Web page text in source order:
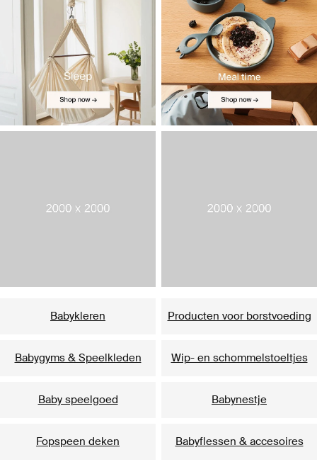
Babykleren Producten voor borstvoeding
Babygyms & Speelkleden Wip- en schommelstoeltjes
Baby speelgoed Babynestje
Fopspeen deken Babyflessen & accesoires